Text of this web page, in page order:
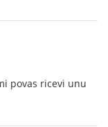
povas ricevi unu